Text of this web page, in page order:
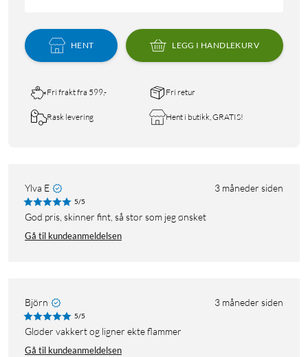
HENT LEGG I HANDLEKURV
Fri frakt fra 599,- Fri retur
Rask levering Hent i butikk, GRATIS!
Ylva E 3 måneder siden
5/5
God pris, skinner fint, så stor som jeg ønsket
Gå til kundeanmeldelsen
Björn 3 måneder siden
5/5
Gløder vakkert og ligner ekte flammer
Gå til kundeanmeldelsen